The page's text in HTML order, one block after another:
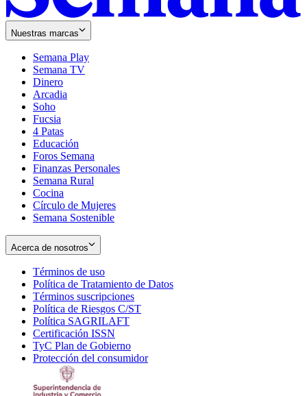
Nuestras marcas
Semana Play
Semana TV
Dinero
Arcadia
Soho
in
new
window
Fucsia
in
new
window
4 Patas
Educación
Foros Semana
Finanzas Personales
Semana Rural
Cocina
Círculo de Mujeres
Semana Sostenible
Acerca de nosotros
Términos de uso
in
new
window
Política de Tratamiento de Datos
Términos suscripciones
in
Política de Riesgos C/ST
Política SAGRILAFT
new
window
Certificación ISSN
in
new
TyC Plan de Gobierno
in
Protección del consumidorOpens